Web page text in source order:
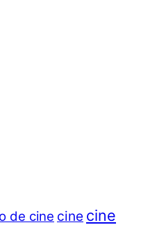
de cine cine cine